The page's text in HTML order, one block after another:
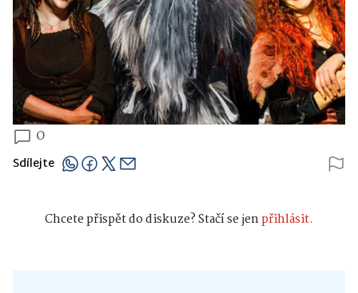
0
Sdílejte
Chcete přispět do diskuze? Stačí se jenpřihlásit.